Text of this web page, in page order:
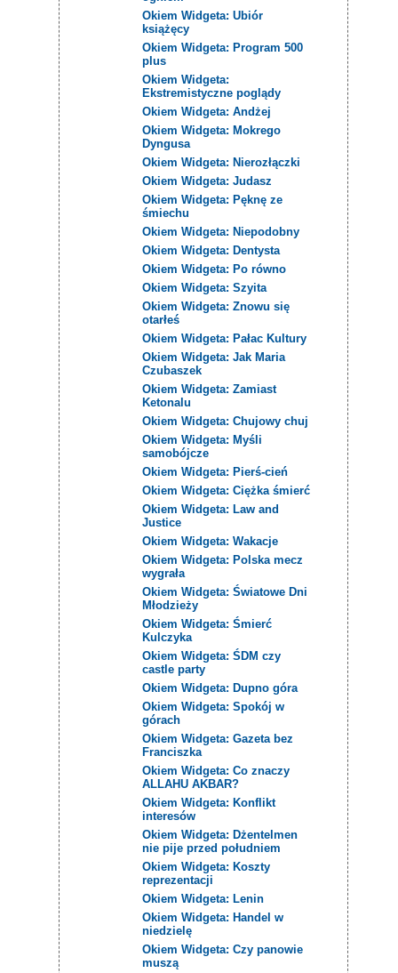
Okiem Widgeta: Ubiór
książęcy
Okiem Widgeta: Program 500
plus
Okiem Widgeta:
Ekstremistyczne poglądy
Okiem Widgeta: Andżej
Okiem Widgeta: Mokrego
Dyngusa
Okiem Widgeta: Nierozłączki
Okiem Widgeta: Judasz
Okiem Widgeta: Pęknę ze
śmiechu
Okiem Widgeta: Niepodobny
Okiem Widgeta: Dentysta
Okiem Widgeta: Po równo
Okiem Widgeta: Szyita
Okiem Widgeta: Znowu się
otarłeś
Okiem Widgeta: Pałac Kultury
Okiem Widgeta: Jak Maria
Czubaszek
Okiem Widgeta: Zamiast
Ketonalu
Okiem Widgeta: Chujowy chuj
Okiem Widgeta: Myśli
samobójcze
Okiem Widgeta: Pierś-cień
Okiem Widgeta: Ciężka śmierć
Okiem Widgeta: Law and
Justice
Okiem Widgeta: Wakacje
Okiem Widgeta: Polska mecz
wygrała
Okiem Widgeta: Światowe Dni
Młodzieży
Okiem Widgeta: Śmierć
Kulczyka
Okiem Widgeta: ŚDM czy
castle party
Okiem Widgeta: Dupno góra
Okiem Widgeta: Spokój w
górach
Okiem Widgeta: Gazeta bez
Franciszka
Okiem Widgeta: Co znaczy
ALLAHU AKBAR?
Okiem Widgeta: Konflikt
interesów
Okiem Widgeta: Dżentelmen
nie pije przed południem
Okiem Widgeta: Koszty
reprezentacji
Okiem Widgeta: Lenin
Okiem Widgeta: Handel w
niedzielę
Okiem Widgeta: Czy panowie
muszą